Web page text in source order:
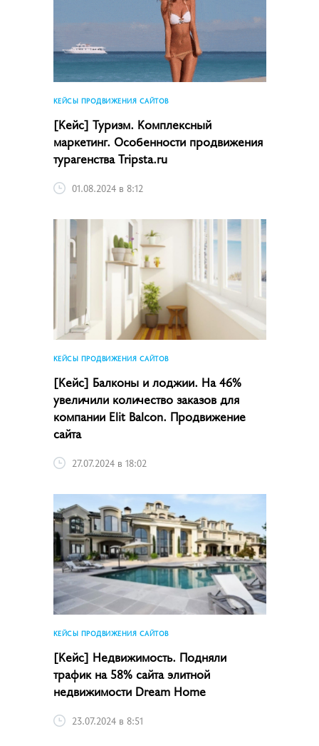
КЕЙСЫ ПРОДВИЖЕНИЯ САЙТОВ
[Кейс] Туризм. Комплексный
маркетинг. Особенности продвижения
турагенства Tripsta.ru
01.08.2024 в 8:12
КЕЙСЫ ПРОДВИЖЕНИЯ САЙТОВ
[Кейс] Балконы и лоджии. На 46%
увеличили количество заказов для
компании Elit Balcon. Продвижение
сайта
27.07.2024 в 18:02
КЕЙСЫ ПРОДВИЖЕНИЯ САЙТОВ
[Кейс] Недвижимость. Подняли
трафик на 58% сайта элитной
недвижимости Dream Home
23.07.2024 в 8:51